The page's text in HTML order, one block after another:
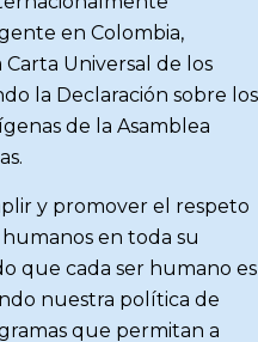
en Colombia,
Universal de los
la Declaración sobre los
de la Asamblea
y promover el respeto
en toda su
que cada ser humano es
nuestra política de
que permitan a